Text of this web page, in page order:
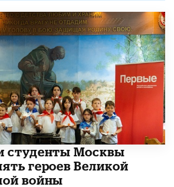
студенты Москвы
героев Великой
войны